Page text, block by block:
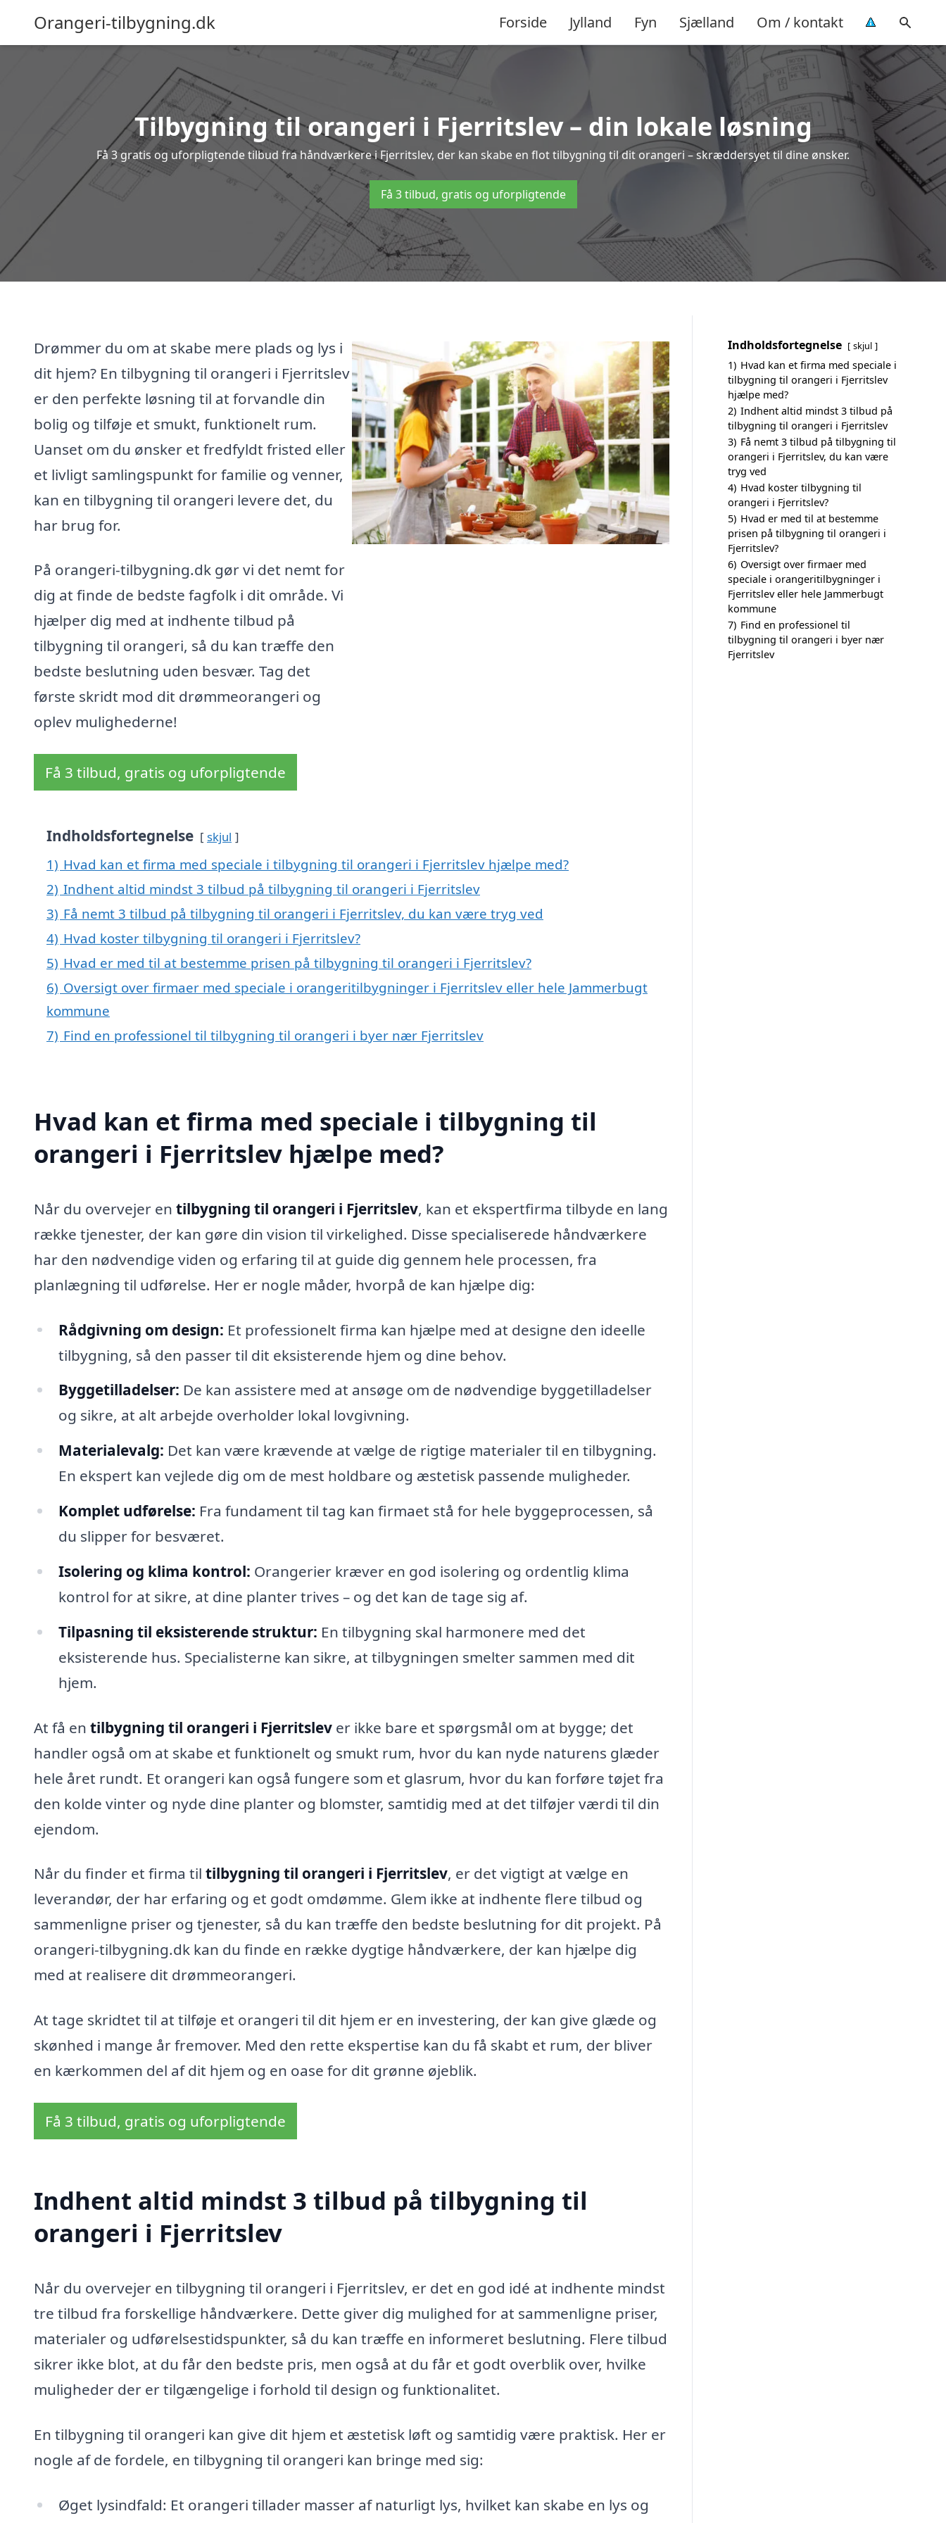
Orangeri-tilbygning.dk Forside Jylland Fyn Sjælland Om / kontakt
Tilbygning til orangeri i Fjerritslev – din lokale løsning
Få 3 gratis og uforpligtende tilbud fra håndværkere i Fjerritslev, der kan skabe en flot tilbygning til dit orangeri – skræddersyet til dine ønsker.
Få 3 tilbud, gratis og uforpligtende
Drømmer du om at skabe mere plads og lys i
dit hjem? En tilbygning til orangeri i Fjerritslev
er den perfekte løsning til at forvandle din
bolig og tilføje et smukt, funktionelt rum.
Uanset om du ønsker et fredfyldt fristed eller
et livligt samlingspunkt for familie og venner,
kan en tilbygning til orangeri levere det, du
har brug for.
På orangeri-tilbygning.dk gør vi det nemt for
dig at finde de bedste fagfolk i dit område. Vi
hjælper dig med at indhente tilbud på
tilbygning til orangeri, så du kan træffe den
bedste beslutning uden besvær. Tag det
første skridt mod dit drømmeorangeri og
oplev mulighederne!
Få 3 tilbud, gratis og uforpligtende
Indholdsfortegnelse skjul
1) Hvad kan et firma med speciale i tilbygning til orangeri i Fjerritslev hjælpe med?
2) Indhent altid mindst 3 tilbud på tilbygning til orangeri i Fjerritslev
3) Få nemt 3 tilbud på tilbygning til orangeri i Fjerritslev, du kan være tryg ved
4) Hvad koster tilbygning til orangeri i Fjerritslev?
5) Hvad er med til at bestemme prisen på tilbygning til orangeri i Fjerritslev?
6) Oversigt over firmaer med speciale i orangeritilbygninger i Fjerritslev eller hele Jammerbugt
kommune
7) Find en professionel til tilbygning til orangeri i byer nær Fjerritslev
Hvad kan et firma med speciale i tilbygning til
orangeri i Fjerritslev hjælpe med?
Når du overvejer en tilbygning til orangeri i Fjerritslev, kan et ekspertfirma tilbyde en lang
række tjenester, der kan gøre din vision til virkelighed. Disse specialiserede håndværkere
har den nødvendige viden og erfaring til at guide dig gennem hele processen, fra
planlægning til udførelse. Her er nogle måder, hvorpå de kan hjælpe dig:
Rådgivning om design: Et professionelt firma kan hjælpe med at designe den ideelle
tilbygning, så den passer til dit eksisterende hjem og dine behov.
Byggetilladelser: De kan assistere med at ansøge om de nødvendige byggetilladelser
og sikre, at alt arbejde overholder lokal lovgivning.
Materialevalg: Det kan være krævende at vælge de rigtige materialer til en tilbygning.
En ekspert kan vejlede dig om de mest holdbare og æstetisk passende muligheder.
Komplet udførelse: Fra fundament til tag kan firmaet stå for hele byggeprocessen, så
du slipper for besværet.
Isolering og klima kontrol: Orangerier kræver en god isolering og ordentlig klima
kontrol for at sikre, at dine planter trives – og det kan de tage sig af.
Tilpasning til eksisterende struktur: En tilbygning skal harmonere med det
eksisterende hus. Specialisterne kan sikre, at tilbygningen smelter sammen med dit
hjem.
At få en tilbygning til orangeri i Fjerritslev er ikke bare et spørgsmål om at bygge; det
handler også om at skabe et funktionelt og smukt rum, hvor du kan nyde naturens glæder
hele året rundt. Et orangeri kan også fungere som et glasrum, hvor du kan forføre tøjet fra
den kolde vinter og nyde dine planter og blomster, samtidig med at det tilføjer værdi til din
ejendom.
Når du finder et firma til tilbygning til orangeri i Fjerritslev, er det vigtigt at vælge en
leverandør, der har erfaring og et godt omdømme. Glem ikke at indhente flere tilbud og
sammenligne priser og tjenester, så du kan træffe den bedste beslutning for dit projekt. På
orangeri-tilbygning.dk kan du finde en række dygtige håndværkere, der kan hjælpe dig
med at realisere dit drømmeorangeri.
At tage skridtet til at tilføje et orangeri til dit hjem er en investering, der kan give glæde og
skønhed i mange år fremover. Med den rette ekspertise kan du få skabt et rum, der bliver
en kærkommen del af dit hjem og en oase for dit grønne øjeblik.
Få 3 tilbud, gratis og uforpligtende
Indhent altid mindst 3 tilbud på tilbygning til
orangeri i Fjerritslev
Når du overvejer en tilbygning til orangeri i Fjerritslev, er det en god idé at indhente mindst
tre tilbud fra forskellige håndværkere. Dette giver dig mulighed for at sammenligne priser,
materialer og udførelsestidspunkter, så du kan træffe en informeret beslutning. Flere tilbud
sikrer ikke blot, at du får den bedste pris, men også at du får et godt overblik over, hvilke
muligheder der er tilgængelige i forhold til design og funktionalitet.
En tilbygning til orangeri kan give dit hjem et æstetisk løft og samtidig være praktisk. Her er
nogle af de fordele, en tilbygning til orangeri kan bringe med sig:
Øget lysindfald: Et orangeri tillader masser af naturligt lys, hvilket kan skabe en lys og
Indholdsfortegnelse skjul
1) Hvad kan et firma med speciale i
tilbygning til orangeri i Fjerritslev
hjælpe med?
2) Indhent altid mindst 3 tilbud på
tilbygning til orangeri i Fjerritslev
3) Få nemt 3 tilbud på tilbygning til
orangeri i Fjerritslev, du kan være
tryg ved
4) Hvad koster tilbygning til
orangeri i Fjerritslev?
5) Hvad er med til at bestemme
prisen på tilbygning til orangeri i
Fjerritslev?
6) Oversigt over firmaer med
speciale i orangeritilbygninger i
Fjerritslev eller hele Jammerbugt
kommune
7) Find en professionel til
tilbygning til orangeri i byer nær
Fjerritslev